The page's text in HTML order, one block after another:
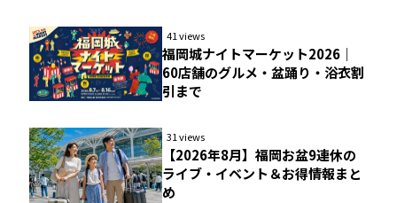
41 views
福岡城ナイトマーケット2026｜
60店舗のグルメ・盆踊り・浴衣割
引まで
31 views
【2026年8月】福岡お盆9連休の
ライブ・イベント＆お得情報まと
め